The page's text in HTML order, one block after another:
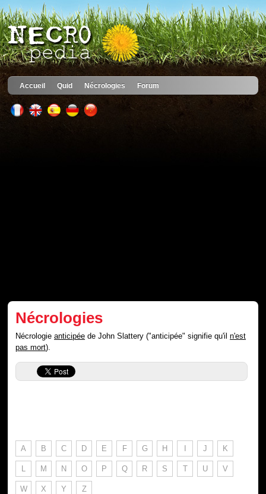
Accueil Quid Nécrologies Forum
Nécrologies
Nécrologieanticipée de John Slattery ("anticipée" signifie qu'iln'est
pas mort).
A B C D E F G H I J K
L M N O P Q R S T U V
W X Y Z